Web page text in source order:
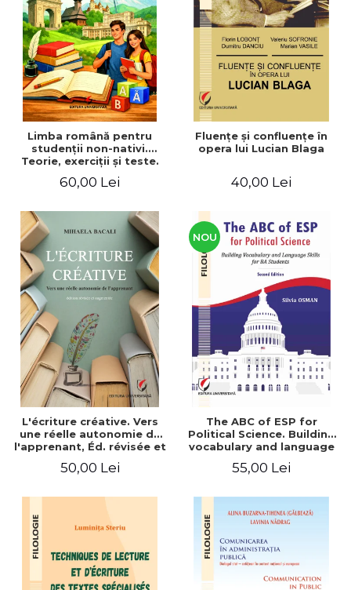
ADMINISTRATIVE
ȘTIINȚE ECONOMICE
ȘTIINȚE EXACTE
EDUCAȚIE FIZICĂ ȘI SPORT
PREUNIVERSITARIA
TIMP LIBER
ÎN CURS DE APARIȚIE
NOUTĂȚI
PACHETE DE STUDIU
ULTIMELE EXEMPLARE
Cum Cumpăr
Livrare
Politica de Retur
Formular de Retur
Distribuitori
Limba română pentru
studenţii non-nativi.
Teorie, exerciţii şi teste.
60,00 Lei
Fluenţe şi confluenţe în
opera lui Lucian Blaga
40,00 Lei
L'écriture créative. Vers
une réelle autonomie de
l'apprenant, Éd. révisée et
50,00 Lei
NOU
The ABC of ESP for
Political Science. Building
vocabulary and language
55,00 Lei